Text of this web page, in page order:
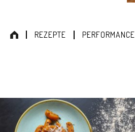
REZEPTE PERFORMANCE